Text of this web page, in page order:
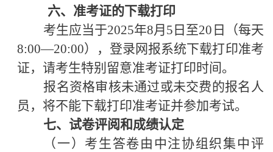
六、准考证的下载打印
考生应当于2025年8月 5 日至20 日（每天
8:00—20:00），登录网报系统下载打印准考
证，请考生特别留意准考证打印时间。
报名资格审核未通过或未交费的报名人
员，将不能下载打印准考证并参加考试。
七、试卷评阅和成绩认定
（一）考生答卷由中注协组织集中评